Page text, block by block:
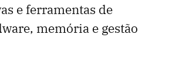
e ferramentas de
memória e gestão